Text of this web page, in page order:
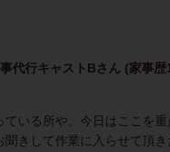
代行キャストBさん (家事歴
ている所や、今日はここを
聞きして作業に入らせて頂き